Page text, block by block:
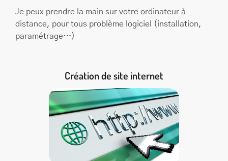
Je peux prendre la main sur votre ordinateur à
distance, pour tous problème logiciel (installation,
paramétrage…)
Création de site internet